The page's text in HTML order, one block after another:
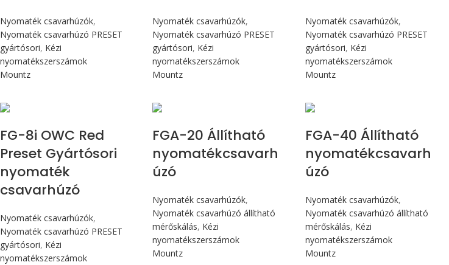
Nyomaték csavarhúzók,
Nyomaték csavarhúzó PRESET
gyártósori, Kézi
nyomatékszerszámok
Mountz
Nyomaték csavarhúzók,
Nyomaték csavarhúzó PRESET
gyártósori, Kézi
nyomatékszerszámok
Mountz
Nyomaték csavarhúzók,
Nyomaték csavarhúzó PRESET
gyártósori, Kézi
nyomatékszerszámok
Mountz
FG-8i OWC Red
Preset Gyártósori
nyomaték
csavarhúzó
Nyomaték csavarhúzók,
Nyomaték csavarhúzó PRESET
gyártósori, Kézi
nyomatékszerszámok
FGA-20 Állítható
nyomatékcsavarh
úzó
Nyomaték csavarhúzók,
Nyomaték csavarhúzó állítható
mérőskálás, Kézi
nyomatékszerszámok
Mountz
FGA-40 Állítható
nyomatékcsavarh
úzó
Nyomaték csavarhúzók,
Nyomaték csavarhúzó állítható
mérőskálás, Kézi
nyomatékszerszámok
Mountz